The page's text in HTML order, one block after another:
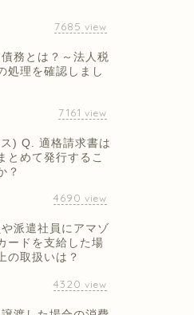
7685 view
務とは？～法人税
処理を確認しまし
7161 view
) Q. 適格請求書は
とめて発行するこ
？
4690 view
派遣社員にアマゾ
ードを支給した場
の取扱いは？
4320 view